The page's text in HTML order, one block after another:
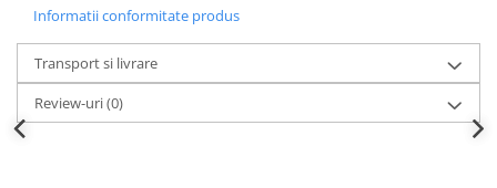
Informatii conformitate produs
Transport si livrare
Review-uri(0)